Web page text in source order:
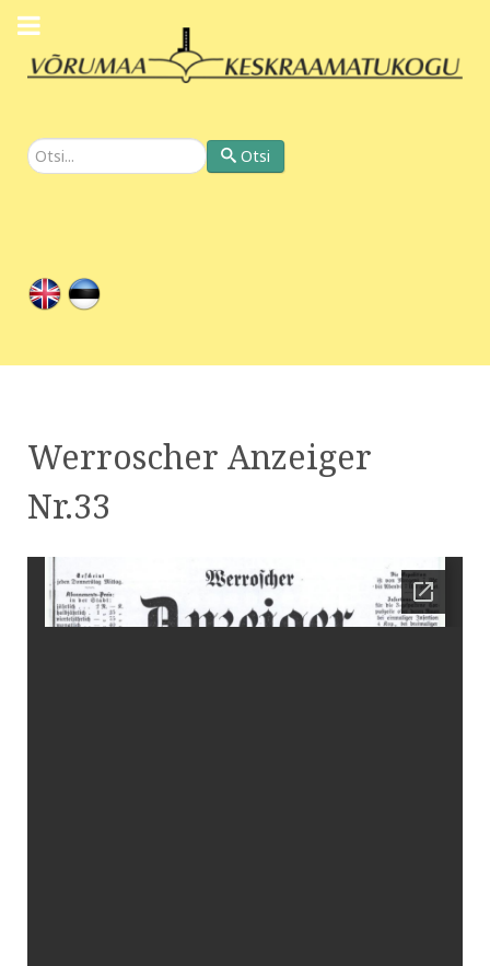
Otsi Otsi
Werroscher Anzeiger
Nr.33